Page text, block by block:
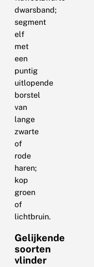
dwarsband;
segment
elf
met
een
puntig
uitlopende
borstel
van
lange
zwarte
of
rode
haren;
kop
groen
of
lichtbruin.
Gelijkende
soorten
vlinder